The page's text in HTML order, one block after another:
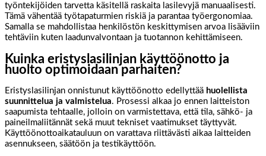
työntekijöiden tarvetta käsitellä raskaita lasilevyjä manuaalisesti.
Tämä vähentää työtapaturmien riskiä ja parantaa työergonomiaa.
Samalla se mahdollistaa henkilöstön keskittymisen arvoa lisääviin
tehtäviin kuten laadunvalvontaan ja tuotannon kehittämiseen.
Kuinka eristyslasilinjan käyttöönotto ja
huolto optimoidaan parhaiten?
Eristyslasilinjan onnistunut käyttöönotto edellyttää huolellista
suunnittelua ja valmistelua. Prosessi alkaa jo ennen laitteiston
saapumista tehtaalle, jolloin on varmistettava, että tila, sähkö- ja
paineilmaliitännät sekä muut tekniset vaatimukset täyttyvät.
Käyttöönottoaikatauluun on varattava riittävästi aikaa laitteiden
asennukseen, säätöön ja testikäyttöön.